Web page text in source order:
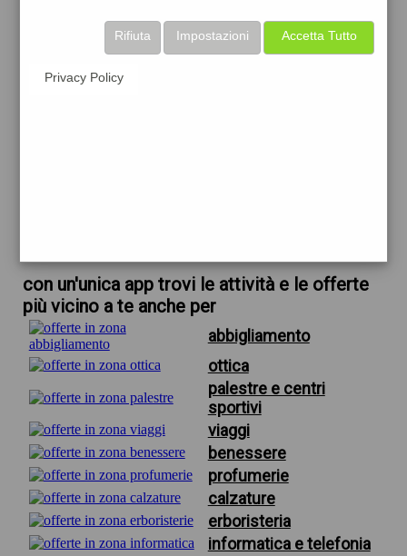
con un'unica app trovi le attività e le offerte
più vicino a te anche per
abbigliamento
ottica
palestre e centri
sportivi
viaggi
benessere
profumerie
calzature
erboristeria
informatica e telefonia
Accetta Tutto
Impostazioni
Rifiuta
Privacy Policy